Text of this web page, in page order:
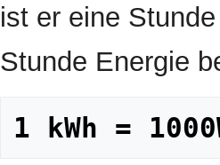
ist er eine
Stunde Energie
1 kWh =